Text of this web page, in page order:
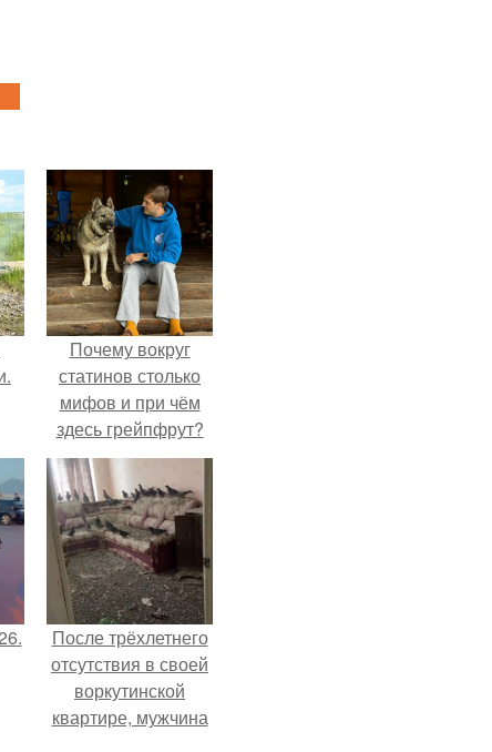
Почему вокруг
статинов столько
мифов и при чём
здесь грейпфрут?
После трёхлетнего
отсутствия в своей
воркутинской
квартире, мужчина